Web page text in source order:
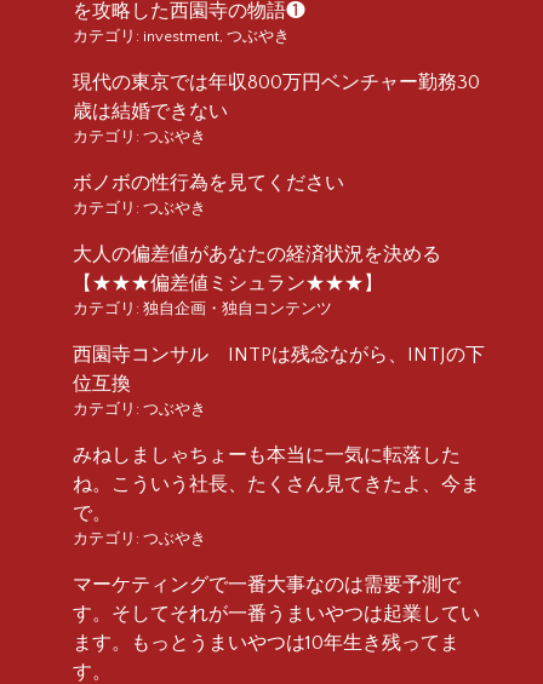
を攻略した西園寺の物語❶
カテゴリ: investment, つぶやき
現代の東京では年収800万円ベンチャー勤務30
歳は結婚できない
カテゴリ: つぶやき
ボノボの性行為を見てください
カテゴリ: つぶやき
大人の偏差値があなたの経済状況を決める
【★★★偏差値ミシュラン★★★】
カテゴリ: 独自企画・独自コンテンツ
西園寺コンサル INTPは残念ながら、INTJの下
位互換
カテゴリ: つぶやき
みねしましゃちょーも本当に一気に転落した
ね。こういう社長、たくさん見てきたよ、今ま
で。
カテゴリ: つぶやき
マーケティングで一番大事なのは需要予測で
す。そしてそれが一番うまいやつは起業してい
ます。もっとうまいやつは10年生き残ってま
す。